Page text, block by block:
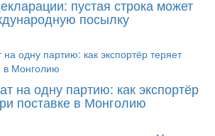
посылку
на одну партию: как экспортёр
поставке в Монголию